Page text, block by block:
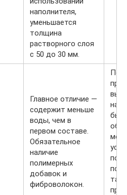
наполнителя,
уменьшается
толщина
растворного слоя
с 50 до 30 мм.
Главное отличие —
содержит меньше
воды, чем в
первом составе.
Обязательное
наличие
полимерных
добавок и
фиброволокон.